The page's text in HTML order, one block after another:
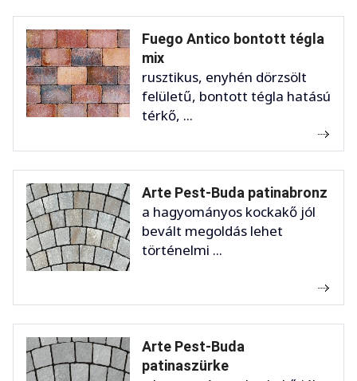
Fuego Antico bontott tégla
mix
rusztikus, enyhén dörzsölt
felületű, bontott tégla hatású
térkő, ...
Arte Pest-Buda patinabronz
a hagyományos kockakő jól
bevált megoldás lehet
történelmi ...
Arte Pest-Buda
patinaszürke